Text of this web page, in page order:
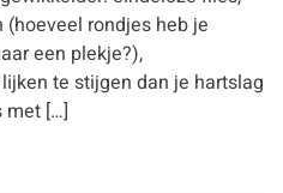
rondjes heb je
een plekje?),
te stijgen dan je hartslag
met […]